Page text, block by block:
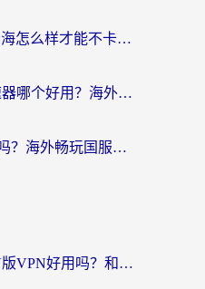
在澳洲玩天下-异兽山海怎么样才能不卡？一份给南半球玩家的自救指南
使命召唤OL国外加速器哪个好用？海外玩家亲测的国服游戏加速终极指南
国外可以打幻想江湖吗？海外畅玩国服游戏的终极指南
海外党必看：快帆TV版VPN好用吗？和Easyback VPN对比哪个回国效果更好？附2026真实测评